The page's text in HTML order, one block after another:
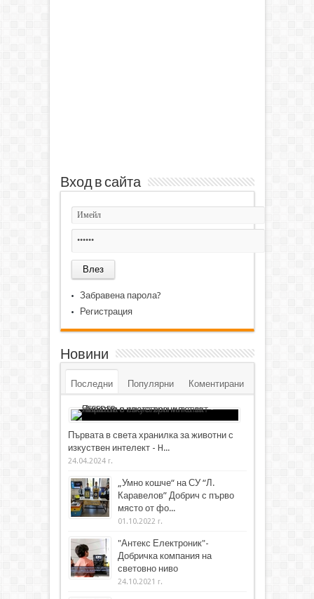
Вход в сайта
Забравена парола?
Регистрация
Новини
Последни Популярни Коментирани
Първата в света хранилка за животни с
изкуствен интелект - H...
24.04.2024 г.
„Умно кошче“ на СУ “Л.
Каравелов” Добрич с първо
място от фо...
01.10.2022 г.
"Антекс Електроник"-
Добричка компания на
световно ниво
24.10.2021 г.